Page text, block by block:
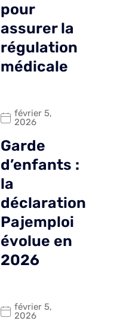
pour
assurer la
régulation
médicale
février 5,
2026
Garde
d’enfants :
la
déclaration
Pajemploi
évolue en
2026
février 5,
2026